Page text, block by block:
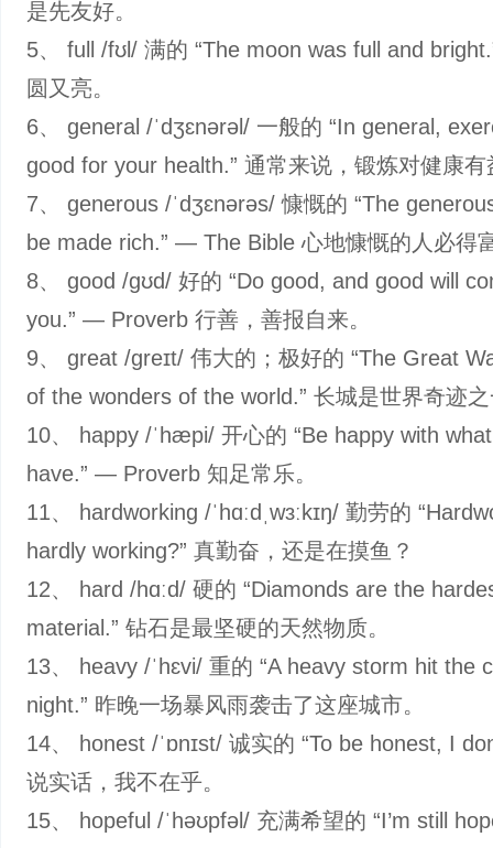
是先友好。
5、 full /fʊl/ 满的 “The moon was full and
圆又亮。
6、 general /ˈdʒɛnərəl/ 一般的 “In general,
good for your health.” 通常来说，锻炼对健康有
7、 generous /ˈdʒɛnərəs/ 慷慨的 “The
be made rich.” — The Bible 心地慷慨的人必得
8、 good /ɡʊd/ 好的 “Do good, and good will
you.” — Proverb 行善，善报自来。
9、 great /ɡreɪt/ 伟大的；极好的 “The Great
of the wonders of the world.” 长城是世界奇迹
10、 happy /ˈhæpi/ 开心的 “Be happy with
have.” — Proverb 知足常乐。
11、 hardworking /ˈhɑːdˌwɜːkɪŋ/ 勤劳的
hardly working?” 真勤奋，还是在摸鱼？
12、 hard /hɑːd/ 硬的 “Diamonds are the
material.” 钻石是最坚硬的天然物质。
13、 heavy /ˈhɛvi/ 重的 “A heavy storm hit the
night.” 昨晚一场暴风雨袭击了这座城市。
14、 honest /ˈɒnɪst/ 诚实的 “To be honest, I
说实话，我不在乎。
15、 hopeful /ˈhəʊpfəl/ 充满希望的 “I’m still